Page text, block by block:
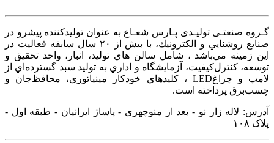
گـروه صنعتـی تولیـدی پـارس شعـاع به عنوان توليدكننده پيشرو در
صنايع روشنايي و الكترونيك، با بيش از ۲۰ سال سابقه فعاليت در
اين زمينه‌ مي‌باشد ، شامل سالن هاي توليد، انبار، واحد تحقيق و
توسعه، كنترل‌كيفيت، آزمايشگاه و اداري به توليد سبد گسترده‌اي از
لامپ و چراغ‌LED ، كليدهاي خودكار مينياتوري، محافظ‌جان و
چسب‌برق پرداخته است.
آدرس: لاله زار نو - بعد از منوچهری - پاساژ ایرانیان - طبقه اول -
پلاک ۱۰۸